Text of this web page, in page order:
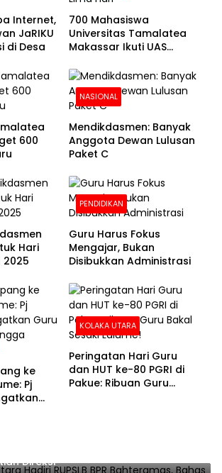
Internet,
JaRIKU
di Desa
700 Mahasiswa
Universitas Tamalatea
Makassar Ikuti UAS
600
NASIONAL
Mendikdasmen: Banyak
Anggota Dewan Lulusan
Paket C
Hari
2025
PENDIDIKAN
Guru Harus Fokus
Mengajar, Bukan
Disibukkan Administrasi
ke
Pj
KOLAKA UTARA
Peringatan Hari Guru
dan HUT ke-80 PGRI di
Pakue: Ribuan Guru
Hadiri RUPSLB BPR Bahteramas,
Direksi